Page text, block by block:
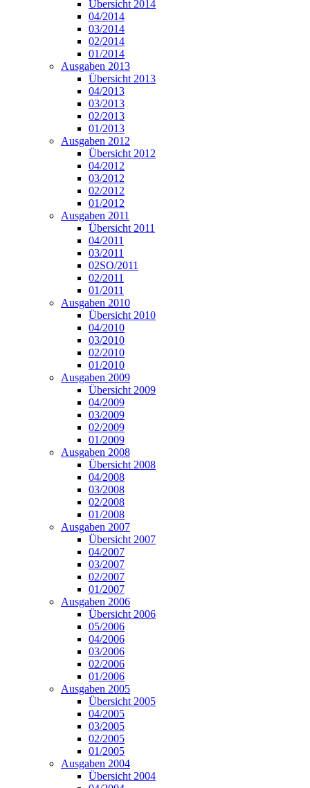
Übersicht 2014
04/2014
03/2014
02/2014
01/2014
Ausgaben 2013
Übersicht 2013
04/2013
03/2013
02/2013
01/2013
Ausgaben 2012
Übersicht 2012
04/2012
03/2012
02/2012
01/2012
Ausgaben 2011
Übersicht 2011
04/2011
03/2011
02SO/2011
02/2011
01/2011
Ausgaben 2010
Übersicht 2010
04/2010
03/2010
02/2010
01/2010
Ausgaben 2009
Übersicht 2009
04/2009
03/2009
02/2009
01/2009
Ausgaben 2008
Übersicht 2008
04/2008
03/2008
02/2008
01/2008
Ausgaben 2007
Übersicht 2007
04/2007
03/2007
02/2007
01/2007
Ausgaben 2006
Übersicht 2006
05/2006
04/2006
03/2006
02/2006
01/2006
Ausgaben 2005
Übersicht 2005
04/2005
03/2005
02/2005
01/2005
Ausgaben 2004
Übersicht 2004